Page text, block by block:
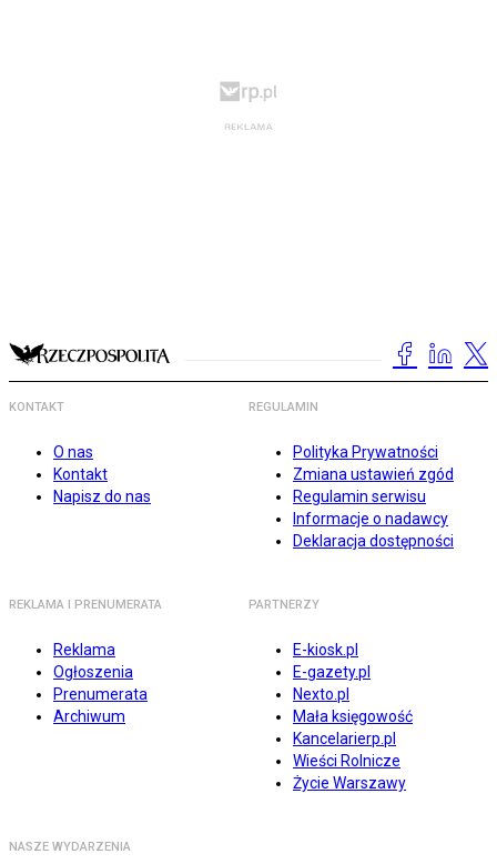
KONTAKT
O nas
Kontakt
Napisz do nas
REGULAMIN
Polityka Prywatności
Zmiana ustawień zgód
Regulamin serwisu
Informacje o nadawcy
Deklaracja dostępności
REKLAMA I PRENUMERATA
Reklama
Ogłoszenia
Prenumerata
Archiwum
PARTNERZY
E-kiosk.pl
E-gazety.pl
Nexto.pl
Mała księgowość
Kancelarierp.pl
Wieści Rolnicze
Życie Warszawy
NASZE WYDARZENIA